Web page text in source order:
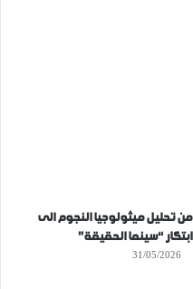
من تحليل ميثولوجيا النجوم الى
ابتكار “سينما الحقيقة”
31/05/2026